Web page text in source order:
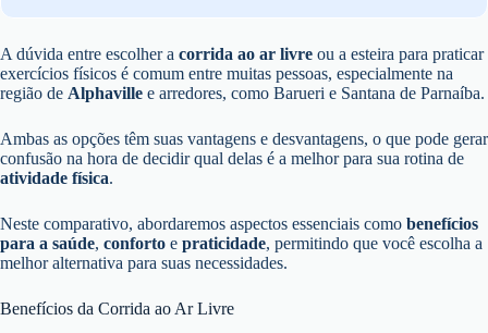
A dúvida entre escolher a corrida ao ar livre ou a esteira para praticar
exercícios físicos é comum entre muitas pessoas, especialmente na
região de Alphaville e arredores, como Barueri e Santana de Parnaíba.
Ambas as opções têm suas vantagens e desvantagens, o que pode gerar
confusão na hora de decidir qual delas é a melhor para sua rotina de
atividade física.
Neste comparativo, abordaremos aspectos essenciais como benefícios
para a saúde, conforto e praticidade, permitindo que você escolha a
melhor alternativa para suas necessidades.
Benefícios da Corrida ao Ar Livre